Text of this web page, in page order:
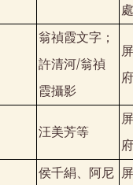
處
翁禎霞文字；
許清河/翁禎
霞攝影
府
汪美芳等
府
侯千絹、阿尼